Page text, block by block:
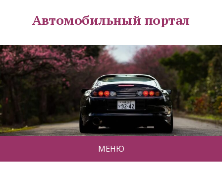
Автомобильный портал
МЕНЮ